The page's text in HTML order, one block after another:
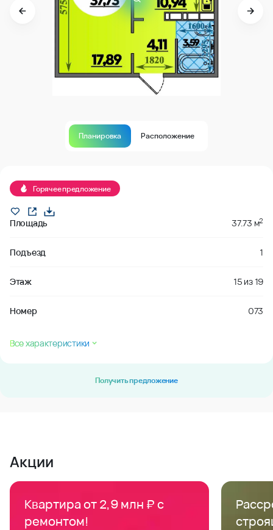
Планировка Расположение
Горячее предложение
Площадь 37.73 м2
Подъезд 1
Этаж 15 из19
Номер 073
Все характеристики
Получить предложение
Акции
Квартира от 2,9 млн ₽ с
ремонтом!